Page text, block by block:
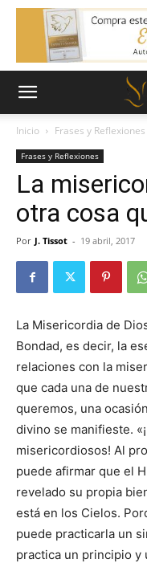
Inicio Frases y Reflexiones
Frases y Reflexiones
La
otra cosa
Por J. Tissot - 19 abril, 2017
La Misericordia de
Bondad, es decir, la
relaciones con la
que cada una de
queremos, una
divino se manifieste.
misericordiosos! Al
puede afirmar que el
revelado su propia
está en los Cielos.
puede practicarla un
practica un principio y